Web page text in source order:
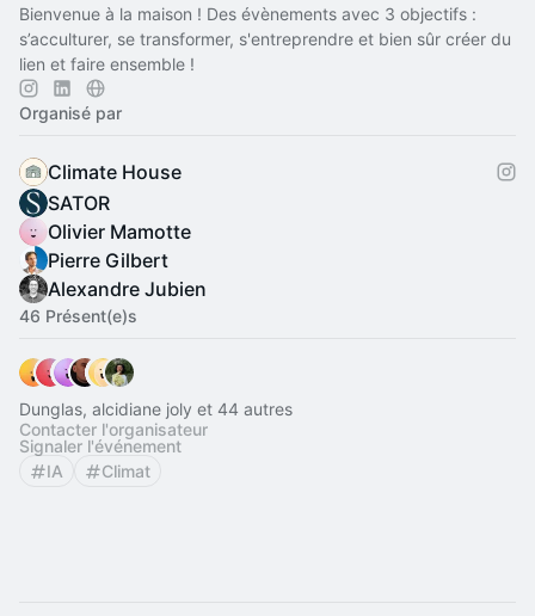
Bienvenue à la maison ! Des évènements avec 3 objectifs :
s’acculturer, se transformer, s'entreprendre et bien sûr créer du
lien et faire ensemble !
Organisé par
Climate House
SATOR
Olivier Mamotte
Pierre Gilbert
Alexandre Jubien
46 Présent(e)s
Dunglas, alcidiane joly et 44 autres
Contacter l'organisateur
Signaler l'événement
IA
Climat